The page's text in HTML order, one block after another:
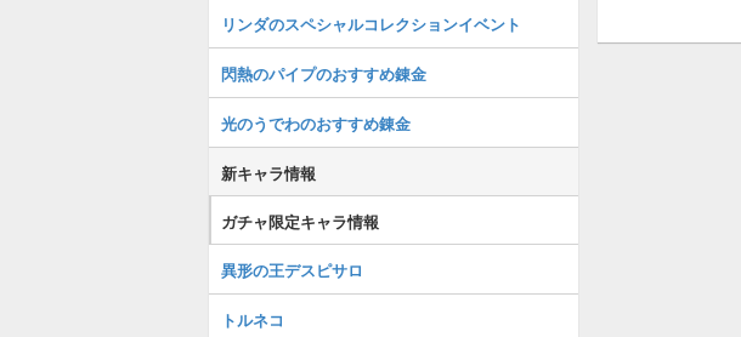
リンダのスペシャルコレクションイベント
閃熱のパイプのおすすめ錬金
光のうでわのおすすめ錬金
新キャラ情報
ガチャ限定キャラ情報
異形の王デスピサロ
トルネコ